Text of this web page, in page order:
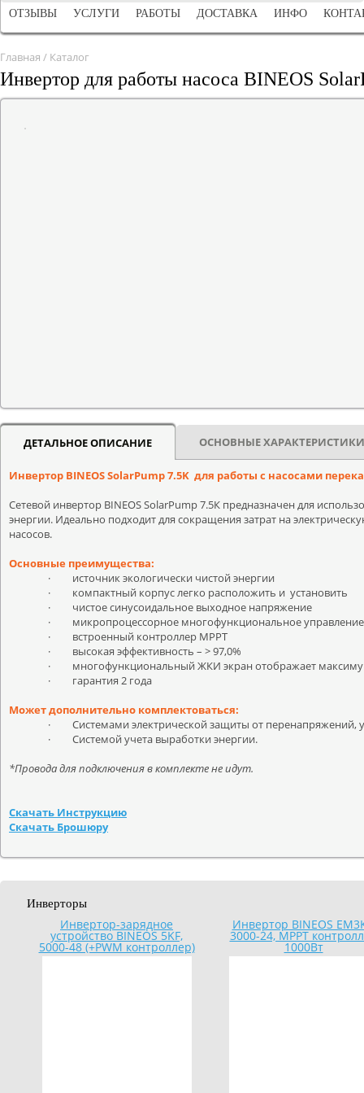
ОТЗЫВЫ
УСЛУГИ РАБОТЫ ДОСТАВКА ИНФО
Главная / Каталог
Инвертор для работы насоса BINEOS
ДЕТАЛЬНОЕ ОПИСАНИЕ ОСНОВНЫЕ ХАРАКТЕРИСТИКИ
Инвертор BINEOSSolarPump7.5K для работы с насосами
Сетевой инвертор BINEOSSolarPump7.5К предназначен для
энергии. Идеально подходит для сокращения затрат на
насосов.
Основные преимущества:
·
источник экологически чистой энергии
·
компактный корпус легко расположить и установить
·
чистое синусоидальное выходное напряжение
·
микропроцессорное многофункциональное
·
встроенный контроллер МРРТ
·
высокая эффективность – >97,0%
·
многофункциональный ЖКИ экран отображает
·
гарантия 2 года
Может дополнительно комплектоваться:
·
Системами электрической защиты от перенапряжений,
·
Системой учета выработки энергии.
*Провода для подключения в комплекте не идут.
Скачать Инструкцию
Скачать Брошюру
Инверторы
Инвертор-зарядное
устройство BINEOS 5KF,
5000-48 (+PWM контроллер)
Инвертор BINEOS
3000-24, MPPT
1000Вт